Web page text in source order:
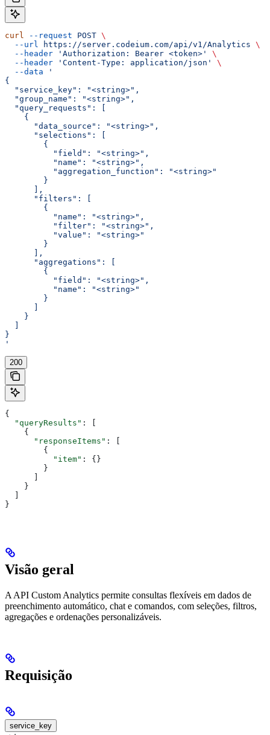
curl --request POST \
  --url
https://server.codeium.com/api/v1/Analytics \
  --header
'Authorization: Bearer <token>'
\
  --header
'Content-Type: application/json'
\
  --data
'
{
  "service_key": "<string>",
  "group_name": "<string>",
  "query_requests": [
    {
      "data_source": "<string>",
      "selections": [
        {
          "field": "<string>",
          "name": "<string>",
          "aggregation_function": "<string>"
        }
      ],
      "filters": [
        {
          "name": "<string>",
          "filter": "<string>",
          "value": "<string>"
        }
      ],
      "aggregations": [
        {
          "field": "<string>",
          "name": "<string>"
        }
      ]
    }
  ]
}
'
200
{
  "queryResults"
: [
    {
      "responseItems"
: [
        {
          "item"
: {}
        }
      ]
    }
  ]
}
Visão geral
A API Custom Analytics permite consultas flexíveis em dados de
preenchimento automático, chat e comandos, com seleções, filtros,
agregações e ordenações personalizáveis.
Requisição
service_key